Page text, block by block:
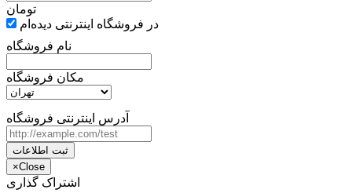
تومان
در فروشگاه اینترنتی دیده‌ام
نام فروشگاه
مکان فروشگاه
آدرس اینترنتی فروشگاه
ثبت اطلاعات
×Close
اشتراک گذاری